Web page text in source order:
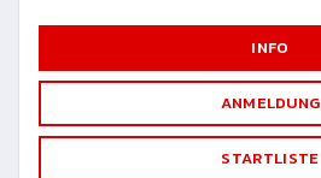
INFO
ANMELDUNG
STARTLISTE